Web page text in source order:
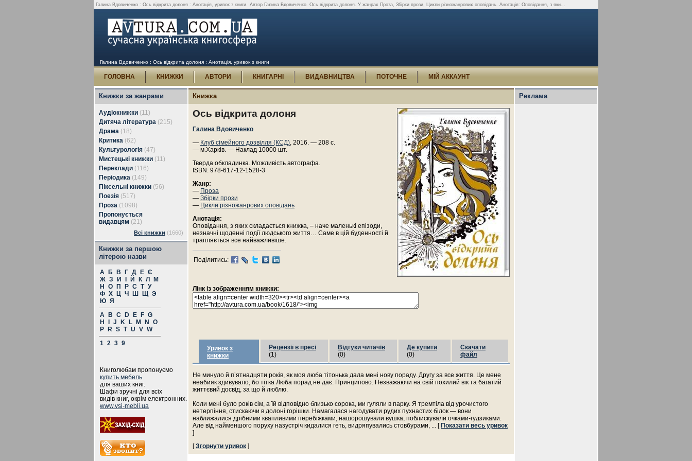
Галина Вдовиченко : Ось відкрита долоня : Анотація, уривок з книги. Автор Галина Вдовиченко. Ось відкрита долоня. У жанрах Проза, Збірки прози, Цикли різножанрових оповідань. Анотація: Оповідання, з яки...
Галина Вдовиченко : Ось відкрита долоня : Анотація, уривок з книги
ГОЛОВНА КНИЖКИ АВТОРИ КНИГАРНІ ВИДАВНИЦТВА ПОТОЧНЕ МІЙ АККАУНТ
Книжки за жанрами
Аудіокнижки (11)
Дитяча література (215)
Драма (18)
Критика (62)
Культурологія (47)
Мистецькі книжки (11)
Переклади (116)
Періодика (149)
Піксельні книжки (56)
Поезія (517)
Проза (1098)
Пропонується
видавцям (21)
Всі книжки (1660)
Книжки за першою
літерою назви
А Б В Г Д Е Є
Ж З И Й К Л
М
Н
О П Р С Т У
Ф Х Ц Ч Ш Щ Э
Ю Я
A
B C D E F G
H
J K L M N
O
P
R S T U V W
1 2 3 9
Книголюбам пропонуємо
купить мебель
для ваших книг.
Шафи зручні для всіх
видів книг, окрім електронних.
www.vsi-mebli.ua
Книжка
Ось відкрита долоня
Галина Вдовиченко
— Клуб сімейного дозвілля (КСД), 2016. — 208 с.
— м.Харків. — Наклад 10000 шт.
Тверда обкладинка. Можливість автографа.
ISBN: 978-617-12-1528-3
Жанр:
— Проза
— Збірки прози
— Цикли різножанрових оповідань
Анотація:
Оповідання, з яких складається книжка, – наче маленькі епізоди,
незначні щоденні події людського життя… Саме в цій буденності й
трапляється все найважливіше.
Поділитись:
Лінк із зображенням книжки:
Уривок з
книжки
Рецензії в пресі
(1)
Відгуки читачів
(0)
Де купити
(0)
Скачати
файл
Не минуло й п’ятнадцяти років, як моя люба тітонька дала мені нову пораду. Другу за все життя. Це мене
неабияк здивувало, бо тітка Люба порад не дає. Принципово. Незважаючи на свій похилий вік та багатий
життєвий досвід, за що й люблю.
Коли мені було років сім, а їй відповідно близько сорока, ми гуляли в парку. Я тремтіла від урочистого
нетерпіння, стискаючи в долоні горішки. Намагалася нагодувати рудих пухнастих білок — вони
наближалися дрібними квапливими перебіжками, нашорошували вушка, поблискували очками-гудзиками.
Але від найменшого поруху назустріч кидалися геть, видряпувались стовбурами, ... [ Показати весь уривок
]
[Згорнути уривок ]
Реклама